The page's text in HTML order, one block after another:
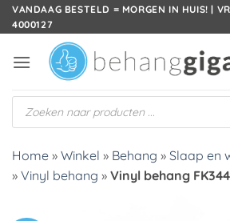
Ga
naar
VANDAAG BESTELD = MORGEN IN HUIS! |
4000127
Producten
zoeken
Home » Winkel » Behang » Slaap en
» Vinyl behang » Vinyl behang